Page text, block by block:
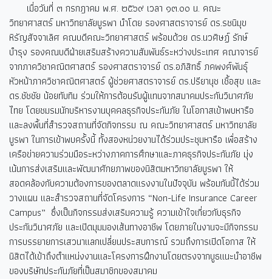
เมื่อวันที่ ๓ กรกฎาคม พ.ศ. ๒๕๖๙ เวลา ๑๓.๐๐ น. คณะ
วิทยาศาสตร์ มหาวิทยาลัยบูรพา นำโดย รองศาสตราจารย์ ดร.รชนิมุข
หิรัญสัจจาเลิศ คณบดีคณะวิทยาศาสตร์ พร้อมด้วย ดร.นวศิษฏ์ รักษ์
บำรุง รองคณบดีฝ่ายเสริมสร้างความสัมพันธ์ระหว่างประเทศ คณาจารย์
จากภาควิชาคณิตศาสตร์ รองศาสตราจารย์ ดร.อภิสิทธิ์ ภคพงศ์พันธุ์
หัวหน้าภาควิชาคณิตศาสตร์ ผู้ช่วยศาสตราจารย์ ดร.ปรียานุช เชื้อสุข และ
ดร.ชัชชัย น้อยทับทิม ร่วมให้การต้อนรับผู้แทนจากสมาคมประกันวินาศภัย
ไทย โดยชมรมนักบริหารงานบุคคลธุรกิจประกันภัย ในโอกาสเข้าพบหารือ
และลงพื้นที่สำรวจสถานที่จัดกิจกรรม ณ คณะวิทยาศาสตร์ มหาวิทยาลัย
บูรพา ในการเข้าพบครั้งนี้ ทั้งสองหน่วยงานได้ร่วมประชุมหารือ เพื่อสร้าง
เครือข่ายความร่วมมือระหว่างภาคการศึกษาและภาคธุรกิจประกันภัย มุ่ง
เน้นการส่งเสริมและพัฒนาศักยภาพของนิสิตมหาวิทยาลัยบูรพา ให้
สอดคล้องกับความต้องการของตลาดแรงงานในปัจจุบัน พร้อมกันนี้ได้ร่วม
วางแผน และสำรวจสถานที่จัดโครงการ “Non-Life Insurance Career
Campus” ซึ่งเป็นกิจกรรมส่งเสริมความรู้ ความเข้าใจเกี่ยวกับธุรกิจ
ประกันวินาศภัย และเปิดมุมมองเส้นทางอาชีพ โดยภายในงานจะมีกิจกรรม
การบรรยายการเสวนาแลกเปลี่ยนประสบการณ์ รวมถึงการเปิดโอกาส ให้
นิสิตได้เข้าถึงตำแหน่งงานและโครงการฝึกงานโดยตรงจากบูธแนะนำอาชีพ
ของบริษัทประกันภัยที่เป็นสมาชิกของสมาคม